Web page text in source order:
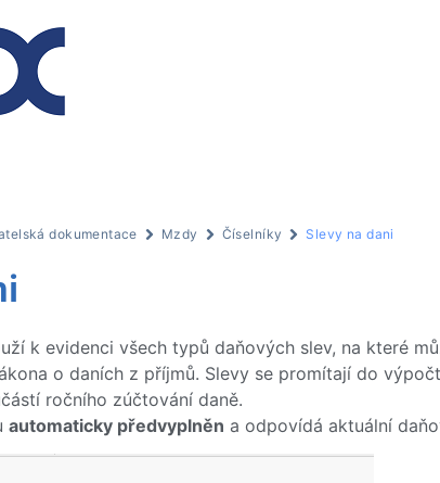
dokumentace Mzdy Číselníky Slevy na dani
k evidenci všech typů daňových slev, na které
o daních z příjmů. Slevy se promítají do
ročního zúčtování daně.
automaticky předvyplněn a odpovídá aktuální